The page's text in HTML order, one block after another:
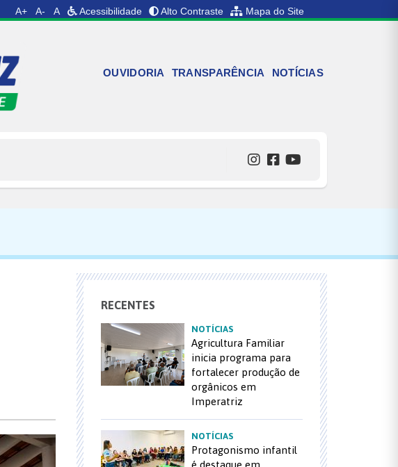
A+ A- A Acessibilidade Alto Contraste Mapa do Site
OUVIDORIA TRANSPARÊNCIA NOTÍCIAS
RECENTES
NOTÍCIAS
Agricultura Familiar
inicia programa para
fortalecer produção de
orgânicos em
Imperatriz
NOTÍCIAS
Protagonismo infantil
é destaque em